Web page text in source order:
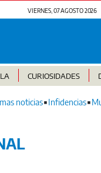
VIERNES, 07 AGOSTO 2026
CURIOSIDADES
noticias Infidencias